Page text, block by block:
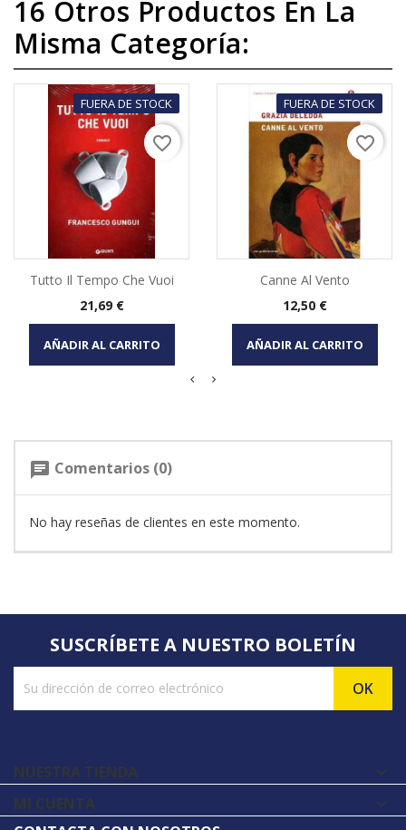
16 Otros Productos En La
Misma Categoría:
FUERA DE STOCK
Tutto Il Tempo Che Vuoi
Precio
21,69 €
AÑADIR AL CARRITO
favorite_border
FUERA DE STOCK
Canne Al Vento
Precio
12,50 €
AÑADIR AL CARRITO
favorite_border
chat Comentarios (0)
No hay reseñas de clientes en este momento.
SUSCRÍBETE A NUESTRO BOLETÍN
NUESTRA TIENDA 
MI CUENTA 